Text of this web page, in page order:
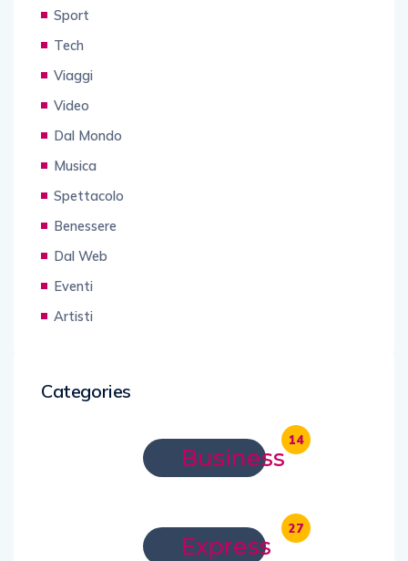
Sport
Tech
Viaggi
Video
Dal Mondo
Musica
Spettacolo
Benessere
Dal Web
Eventi
Artisti
Categories
Business
14
Express
27